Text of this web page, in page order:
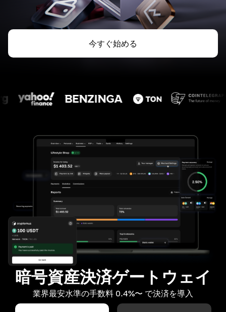
今すぐ始める
暗号資産決済ゲートウェイ
業界最安水準の手数料 0.4%〜 で決済を導入